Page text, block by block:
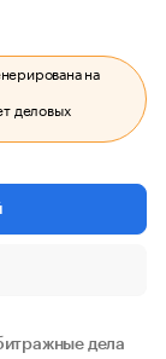
на
деловых
дела